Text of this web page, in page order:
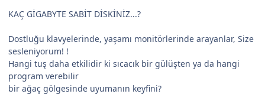
KAÇ GİGABYTE SABİT DİSKİNİZ...?
Dostluğu klavyelerinde, yaşamı monitörlerinde arayanlar, Size
sesleniyorum! !
Hangi tuş daha etkilidir ki sıcacık bir gülüşten ya da hangi
program verebilir
bir ağaç gölgesinde uyumanın keyfini?